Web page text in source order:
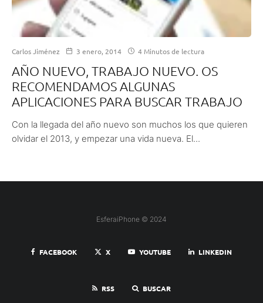
Carlos Jiménez 3 enero, 2014 4 Minutos de lectura
AÑO NUEVO, TRABAJO NUEVO. OS
RECOMENDAMOS ALGUNAS
APLICACIONES PARA BUSCAR TRABAJO
Con la llegada del año nuevo son muchos los que quieren
olvidar el 2013, y empezar una vida nueva. El...
EsferaiPhone © 2024
FACEBOOK X YOUTUBE LINKEDIN
RSS BUSCAR